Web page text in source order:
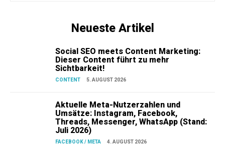
Neueste Artikel
Social SEO meets Content Marketing:
Dieser Content führt zu mehr
Sichtbarkeit!
CONTENT 5. AUGUST 2026
Aktuelle Meta-Nutzerzahlen und
Umsätze: Instagram, Facebook,
Threads, Messenger, WhatsApp (Stand:
Juli 2026)
FACEBOOK / META 4. AUGUST 2026